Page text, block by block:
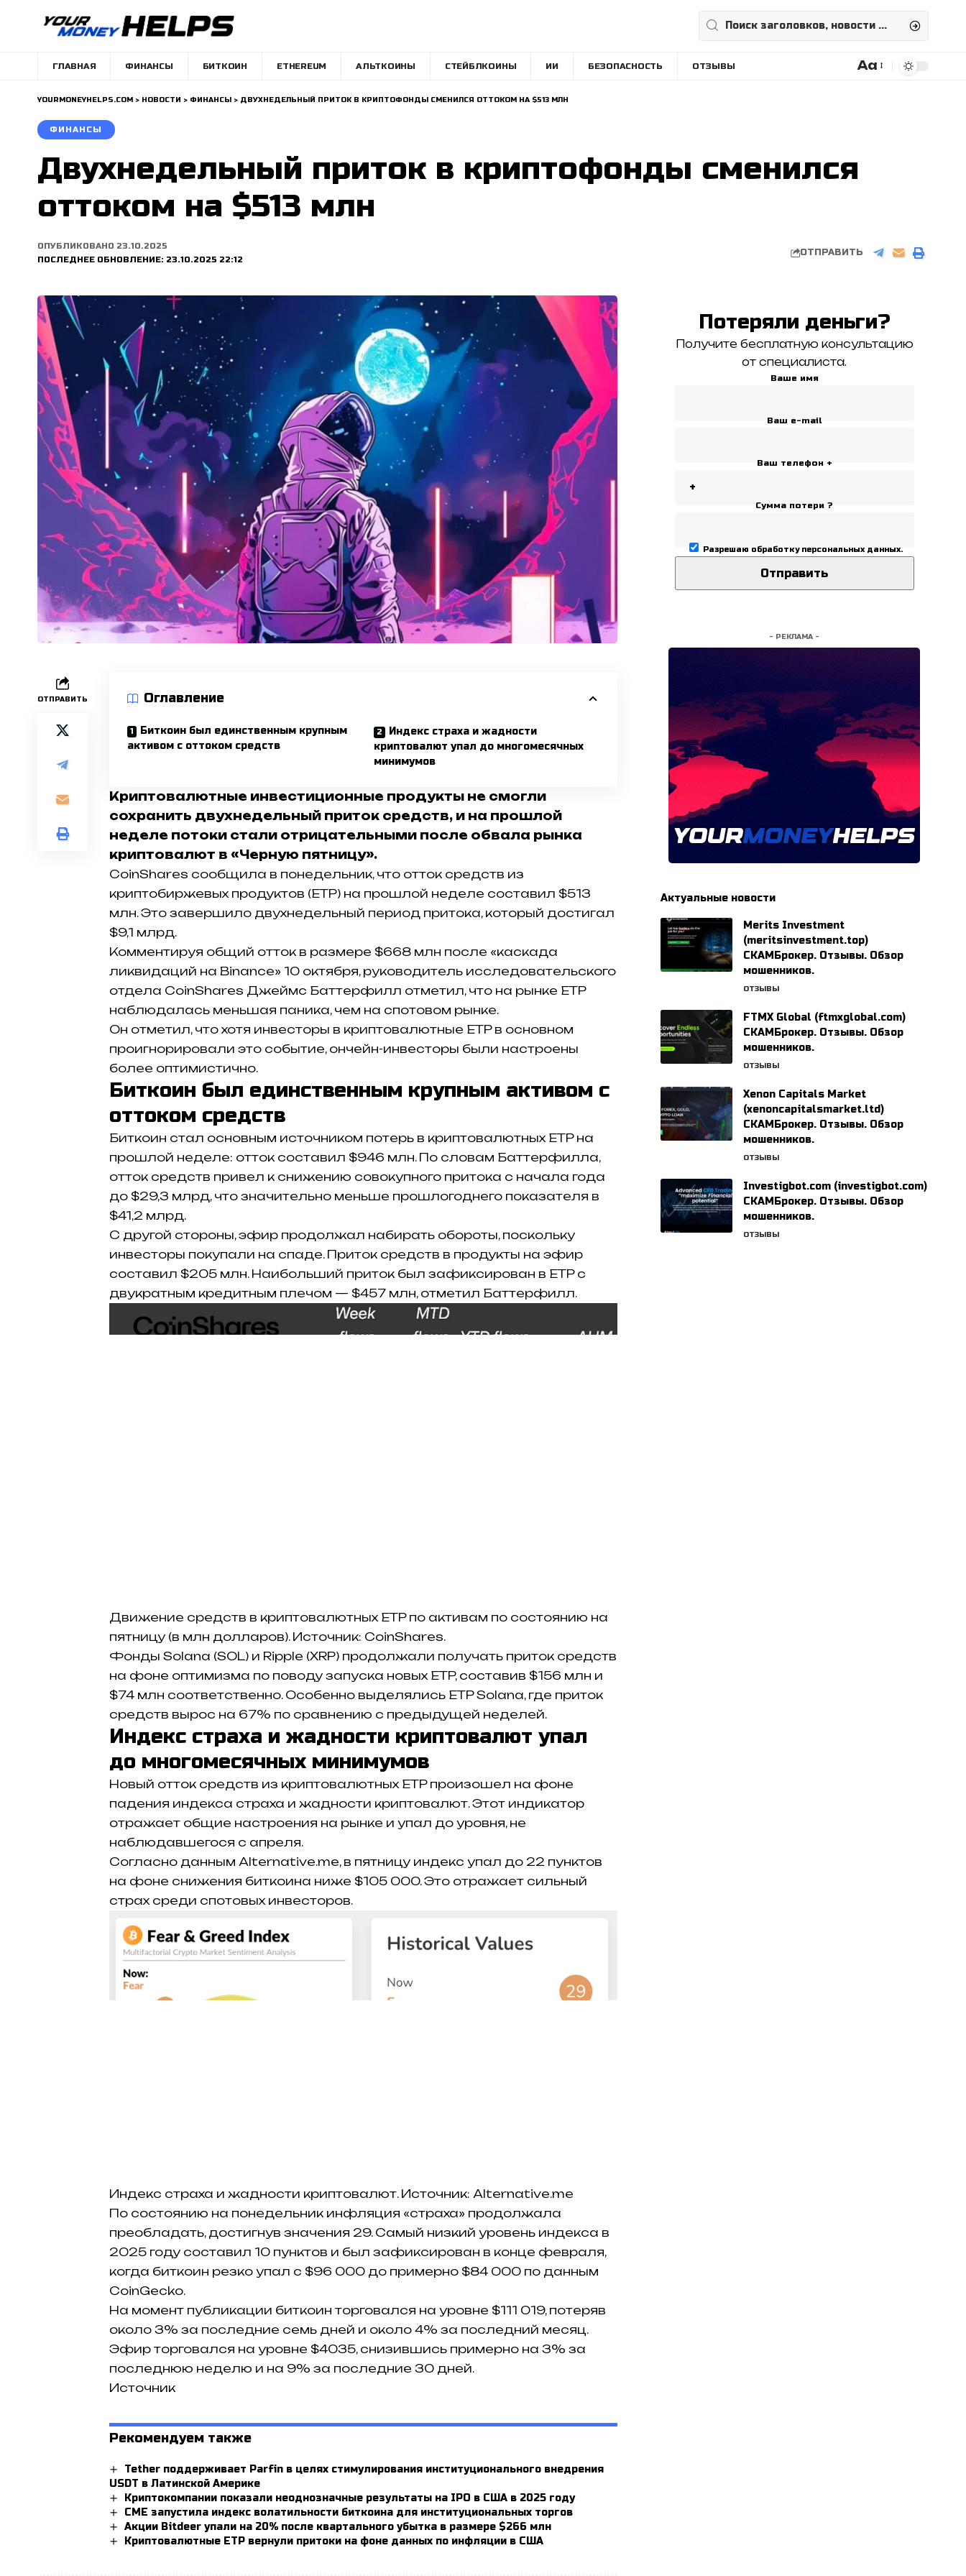
ГЛАВНАЯ ФИНАНСЫ БИТКОИН ETHEREUM АЛЬТКОИНЫ СТЕЙБЛКОИНЫ ИИ БЕЗОПАСНОСТЬ ОТЗЫВЫ
Размера
Aa
YOURMONEYHELPS.COM > НОВОСТИ > ФИНАНСЫ > ДВУХНЕДЕЛЬНЫЙ ПРИТОК В КРИПТОФОНДЫ СМЕНИЛСЯ ОТТОКОМ НА $513 МЛН
ФИНАНСЫ
Двухнедельный приток в криптофонды сменился
оттоком на $513 млн
ПОСЛЕДНЕЕ ОБНОВЛЕНИЕ: 23.10.2025 22:12
ОПУБЛИКОВАНО 23.10.2025
ОТПРАВИТЬ
ОТПРАВИТЬ Оглавление
Биткоин был единственным крупным
активом с оттоком средств
Индекс страха и жадности
криптовалют упал до многомесячных
минимумов
Криптовалютные инвестиционные продукты не смогли
сохранить двухнедельный приток средств, и на прошлой
неделе потоки стали отрицательными после обвала рынка
криптовалют в «Черную пятницу».
CoinShares сообщила в понедельник, что отток средств из
криптобиржевых продуктов (ETP) на прошлой неделе составил $513
млн. Это завершило двухнедельный период притока, который достигал
$9,1 млрд.
Комментируя общий отток в размере $668 млн после «каскада
ликвидаций на Binance» 10 октября, руководитель исследовательского
отдела CoinShares Джеймс Баттерфилл отметил, что на рынке ETP
наблюдалась меньшая паника, чем на спотовом рынке.
Он отметил, что хотя инвесторы в криптовалютные ETP в основном
проигнорировали это событие, ончейн-инвесторы были настроены
более оптимистично.
Биткоин был единственным крупным активом с
оттоком средств
Биткоин стал основным источником потерь в криптовалютных ETP на
прошлой неделе: отток составил $946 млн. По словам Баттерфилла,
отток средств привел к снижению совокупного притока с начала года
до $29,3 млрд, что значительно меньше прошлогоднего показателя в
$41,2 млрд.
С другой стороны, эфир продолжал набирать обороты, поскольку
инвесторы покупали на спаде. Приток средств в продукты на эфир
составил $205 млн. Наибольший приток был зафиксирован в ETP с
двукратным кредитным плечом — $457 млн, отметил Баттерфилл.
Движение средств в криптовалютных ETP по активам по состоянию на
пятницу (в млн долларов). Источник: CoinShares.
Фонды Solana (SOL) и Ripple (XRP) продолжали получать приток средств
на фоне оптимизма по поводу запуска новых ETP, составив $156 млн и
$74 млн соответственно. Особенно выделялись ETP Solana, где приток
средств вырос на 67% по сравнению с предыдущей неделей.
Индекс страха и жадности криптовалют упал
до многомесячных минимумов
Новый отток средств из криптовалютных ETP произошел на фоне
падения индекса страха и жадности криптовалют. Этот индикатор
отражает общие настроения на рынке и упал до уровня, не
наблюдавшегося с апреля.
Согласно данным Alternative.me, в пятницу индекс упал до 22 пунктов
на фоне снижения биткоина ниже $105 000. Это отражает сильный
страх среди спотовых инвесторов.
Индекс страха и жадности криптовалют. Источник: Alternative.me
По состоянию на понедельник инфляция «страха» продолжала
преобладать, достигнув значения 29. Самый низкий уровень индекса в
2025 году составил 10 пунктов и был зафиксирован в конце февраля,
когда биткоин резко упал с $96 000 до примерно $84 000 по данным
CoinGecko.
На момент публикации биткоин торговался на уровне $111 019, потеряв
около 3% за последние семь дней и около 4% за последний месяц.
Эфир торговался на уровне $4035, снизившись примерно на 3% за
последнюю неделю и на 9% за последние 30 дней.
Источник
Рекомендуем также
Tether поддерживает Parfin в целях стимулирования институционального внедрения
USDT в Латинской Америке
Криптокомпании показали неоднозначные результаты на IPO в США в 2025 году
CME запустила индекс волатильности биткоина для институциональных торгов
Акции Bitdeer упали на 20% после квартального убытка в размере $266 млн
Криптовалютные ETP вернули притоки на фоне данных по инфляции в США
Потеряли деньги?
Получите бесплатную консультацию
от специалиста.
Ваше имя
Ваш e-mail
Ваш телефон +
Сумма потери ?
Разрешаю обработку персональных данных.
- РЕКЛАМА -
Актуальные новости
Merits Investment
(meritsinvestment.top)
СКАМБрокер. Отзывы. Обзор
мошенников.
ОТЗЫВЫ
FTMX Global (ftmxglobal.com)
СКАМБрокер. Отзывы. Обзор
мошенников.
ОТЗЫВЫ
Xenon Capitals Market
(xenoncapitalsmarket.ltd)
СКАМБрокер. Отзывы. Обзор
мошенников.
ОТЗЫВЫ
Investigbot.com (investigbot.com)
СКАМБрокер. Отзывы. Обзор
мошенников.
ОТЗЫВЫ